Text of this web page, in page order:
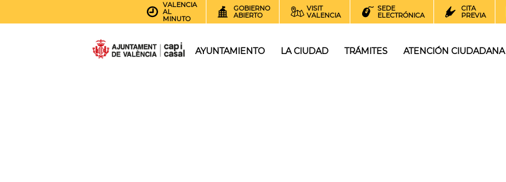
VALENCIA
AL
MINUTO
GOBIERNO
ABIERTO
VISIT
VALENCIA
SEDE
ELECTRÓNICA
CITA
PREVIA
AYUNTAMIENTO LA CIUDAD TRÁMITES ATENCIÓN CIUDADANA